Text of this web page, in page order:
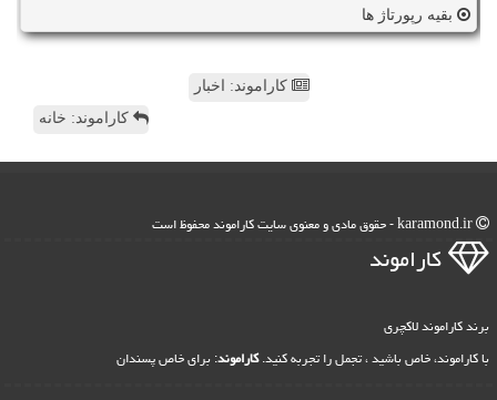
بقیه رپورتاژ ها
کاراموند: اخبار
کاراموند: خانه
كاراموند
برند کاراموند لاکچری
با کاراموند، خاص باشید ، تجمل را تجربه کنید.کاراموند: برای خاص پسندان